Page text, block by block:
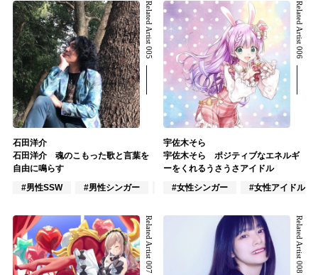
Related Artist 005
石田洋介
石田洋介 魂のこもった歌と言葉を
自由に鳴らす
#男性SSW
#男性シンガー #作詞/作曲家
Related Artist 006
宇佐木そら
宇佐木そら ポジティブなエネルギ
ーをくれるうさうさアイドル
#女性シンガー
#女性アイドル
Related Artist 007 Related Artist 008